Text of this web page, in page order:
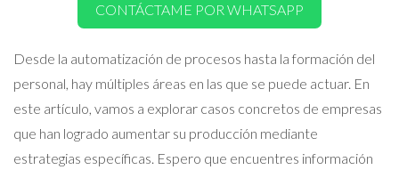
CONTÁCTAME POR WHATSAPP
Desde la automatización de procesos hasta la formación del
personal, hay múltiples áreas en las que se puede actuar. En
este artículo, vamos a explorar casos concretos de empresas
que han logrado aumentar su producción mediante
estrategias específicas. Espero que encuentres información